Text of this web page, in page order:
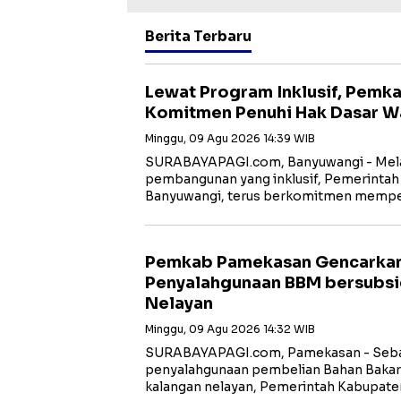
Berita Terbaru
Lewat Program Inklusif,
Komitmen Penuhi Hak Dasar
Minggu, 09 Agu 2026 14:39 WIB
SURABAYAPAGI.com, Banyuwangi -
pembangunan yang inklusif,
Banyuwangi, terus berkomitmen
Pemkab Pamekasan
Penyalahgunaan BBM
Nelayan
Minggu, 09 Agu 2026 14:32 WIB
SURABAYAPAGI.com, Pamekasan -
penyalahgunaan pembelian Bahan
kalangan nelayan, Pemerintah